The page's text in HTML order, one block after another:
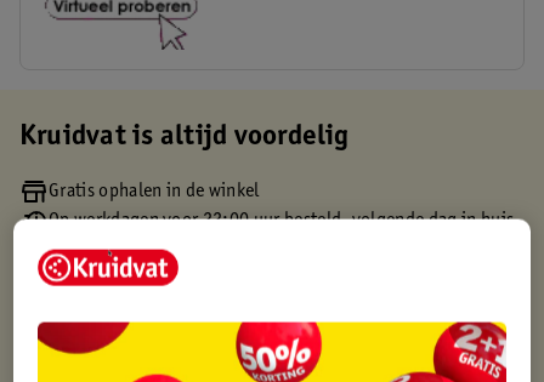
Kruidvat is altijd voordelig
Gratis ophalen in de winkel
Op werkdagen voor 22:00 uur besteld, volgende dag in huis
Gratis thuisbezorgd vanaf 50.00
Gratis retourneren binnen 30 dagen